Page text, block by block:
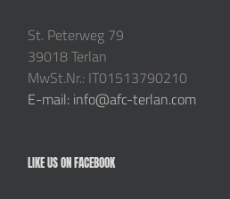
St. Peterweg 79
39018 Terlan
MwSt.Nr.: IT01513790210
E-mail: info@afc-terlan.com
LIKE US ON FACEBOOK